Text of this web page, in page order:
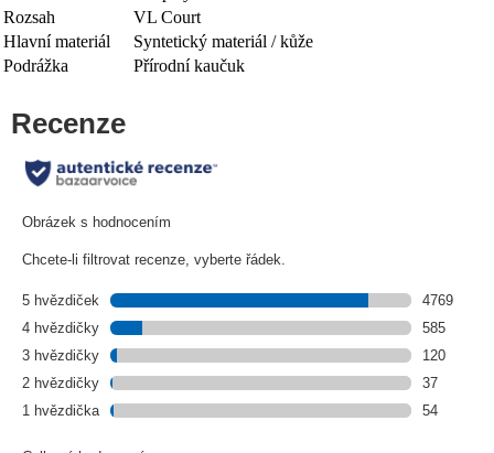
Rozsah
VL Court
Hlavní materiál
Syntetický materiál / kůže
Podrážka
Přírodní kaučuk